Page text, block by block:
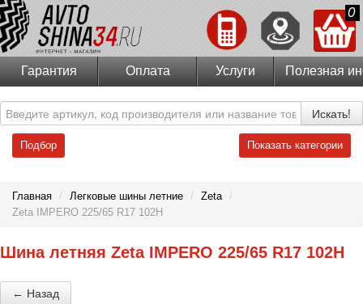
0
Гарантия Оплата Услуги Полезная
Искать!
Подбор Показать категории
Главная / Легковые шины летние / Zeta /
Zeta IMPERO 225/65 R17 102H
Шина летняя Zeta IMPERO 225/65 R17 102H
← Назад